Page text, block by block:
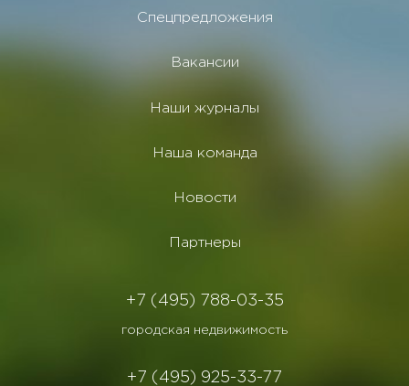
Спецпредложения
Вакансии
Наши журналы
Наша команда
Новости
Партнеры
+7 (495) 788-03-35
городская недвижимость
+7 (495) 925-33-77